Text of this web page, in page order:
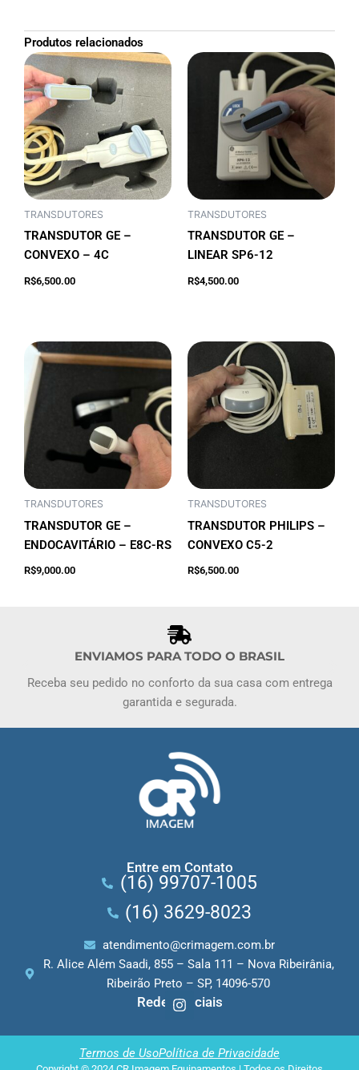
Produtos relacionados
TRANSDUTORES
TRANSDUTOR GE –
CONVEXO – 4C
R$6,500.00
TRANSDUTORES
TRANSDUTOR GE –
LINEAR SP6-12
R$4,500.00
TRANSDUTORES
TRANSDUTOR GE –
ENDOCAVITÁRIO – E8C-RS
R$9,000.00
TRANSDUTORES
TRANSDUTOR PHILIPS –
CONVEXO C5-2
R$6,500.00
ENVIAMOS PARA TODO O BRASIL
Receba seu pedido no conforto da sua casa com entrega
garantida e segurada.
Entre em Contato
(16) 99707-1005
(16) 3629-8023
atendimento@crimagem.com.br
R. Alice Além Saadi, 855 – Sala 111 – Nova Ribeirânia,
Ribeirão Preto – SP, 14096-570
Redes Sociais
I
s
t
Termos de UsoPolítica de Privacidade